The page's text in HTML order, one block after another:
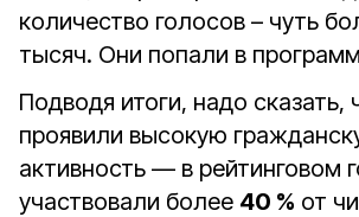
количество голосов – чуть
тысяч. Они попали в
Подводя итоги, надо сказать,
проявили высокую
активность — в рейтинговом
участвовали более 40 % от